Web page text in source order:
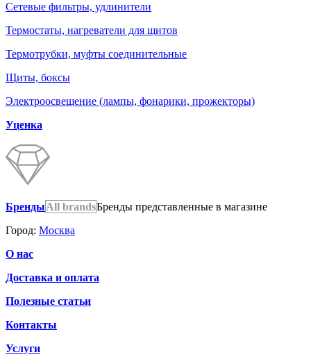
Сетевые фильтры, удлинители
Термостаты, нагреватели для щитов
Термотрубки, муфты соединительные
Щиты, боксы
Электроосвещение (лампы, фонарики, прожекторы)
Уценка
БрендыAll brandsБренды представленные в магазине
Город: Москва
О нас
Доставка и оплата
Полезные статьи
Контакты
Услуги